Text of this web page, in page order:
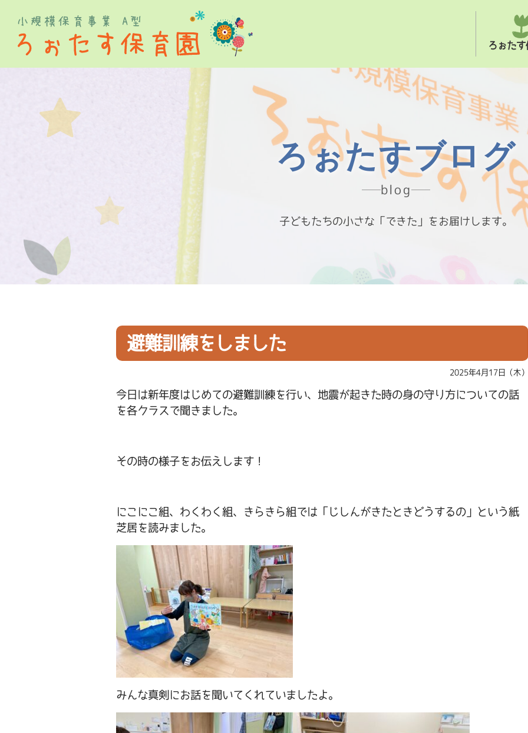
ろぉたす
ろぉたすブログ
blog
子どもたちの小さな「できた」をお届けします。
避難訓練をしました
2025年4月17日（木）
今日は新年度はじめての避難訓練を行い、地震が起きた時の身の守り方についての話
を各クラスで聞きました。
その時の様子をお伝えします！
にこにこ組、わくわく組、きらきら組では「じしんがきたときどうするの」という紙
芝居を読みました。
みんな真剣にお話を聞いてくれていましたよ。